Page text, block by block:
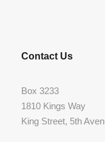
Contact Us
Box 3233
1810 Kings Way
King Street, 5th